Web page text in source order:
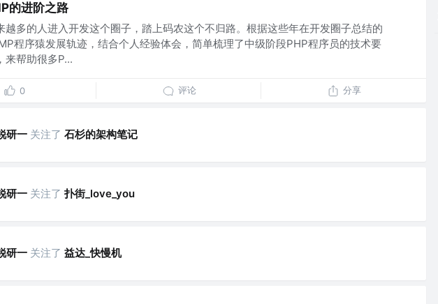
的进阶之路
越多的人进入开发这个圈子，踏上码农这个不归路。根据这些年在开发圈子总结的
程序猿发展轨迹，结合个人经验体会，简单梳理了中级阶段PHP程序员的技术要
来帮助很多P...
0 评论 分享
研一 关注了 石杉的架构笔记
研一 关注了 扑街_love_you
研一 关注了 益达_快慢机